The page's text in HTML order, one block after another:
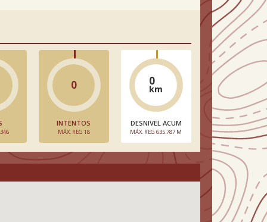
0
INTENTOS
MÁX. REG 18
0
km
DESNIVEL ACUM
MÁX. REG 635.787 M